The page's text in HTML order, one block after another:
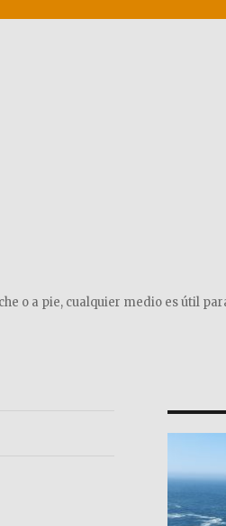
o a pie, cualquier medio es útil